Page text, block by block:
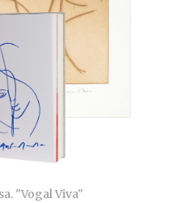
"Vogal Viva"